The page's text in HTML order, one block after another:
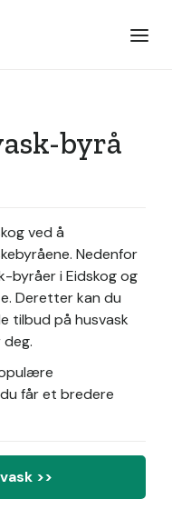
byrå
ved å
Nedenfor
byråer i Eidskog og
Deretter kan du
tilbud på husvask
får et bredere
>>